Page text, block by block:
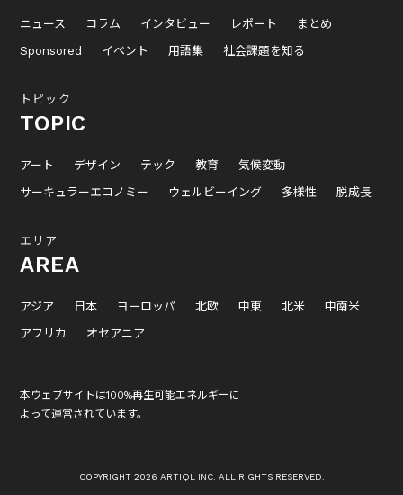
ニュース コラム インタビュー レポート
まとめ
Sponsored
イベント 用語集 社会課題を知る
トピック
TOPIC
アート デザイン テック 教育
気候変動
サーキュラーエコノミー
ウェルビーイング 多様性 脱成長
エリア
AREA
アジア 日本 ヨーロッパ 北欧 中東 北米
中南米
アフリカ
オセアニア
本ウェブサイトは100%再生可能エネルギーに
よって運営されています。
COPYRIGHT 2026 ARTIQL INC. ALL RIGHTS RESERVED.